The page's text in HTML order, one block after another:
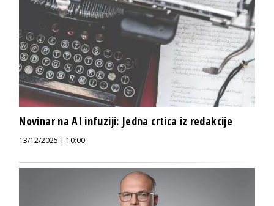
Novinar na AI infuziji: Jedna crtica iz redakcije
13/12/2025 | 10:00